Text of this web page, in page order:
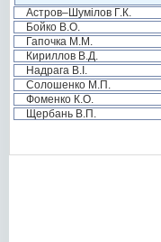
Астров–Шумілов Г.К.
Бойко В.О.
Гапочка М.М.
Кириллов В.Д.
Надрага В.І.
Солошенко М.П.
Фоменко К.О.
Щербань В.П.